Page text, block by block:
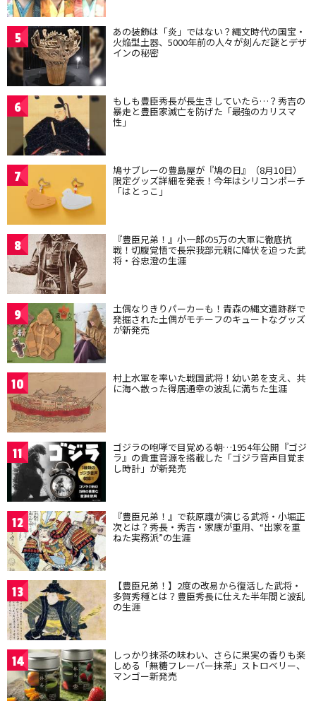
5 あの装飾は「炎」ではない？縄文時代の国宝・
火焔型土器、5000年前の人々が刻んだ謎とデザ
インの秘密
6 もしも豊臣秀長が長生きしていたら…？秀吉の
暴走と豊臣家滅亡を防げた「最強のカリスマ
性」
7 鳩サブレーの豊島屋が『鳩の日』（8月10日）
限定グッズ詳細を発表！今年はシリコンポーチ
「はとっこ」
8 『豊臣兄弟！』小一郎の5万の大軍に徹底抗
戦！切腹覚悟で長宗我部元親に降伏を迫った武
将・谷忠澄の生涯
9 土偶なりきりパーカーも！青森の縄文遺跡群で
発掘された土偶がモチーフのキュートなグッズ
が新発売
10 村上水軍を率いた戦国武将！幼い弟を支え、共
に海へ散った得居通幸の波乱に満ちた生涯
11 ゴジラの咆哮で目覚める朝…1954年公開『ゴジ
ラ』の貴重音源を搭載した「ゴジラ音声目覚ま
し時計」が新発売
12 『豊臣兄弟！』で萩原護が演じる武将・小堀正
次とは？秀長・秀吉・家康が重用、“出家を重
ねた実務派”の生涯
13 【豊臣兄弟！】2度の改易から復活した武将・
多賀秀種とは？豊臣秀長に仕えた半年間と波乱
の生涯
14 しっかり抹茶の味わい、さらに果実の香りも楽
しめる「無糖フレーバー抹茶」ストロベリー、
マンゴー新発売